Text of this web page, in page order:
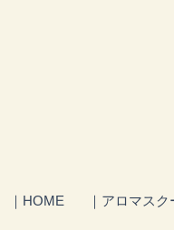
｜HOME ｜アロマスク